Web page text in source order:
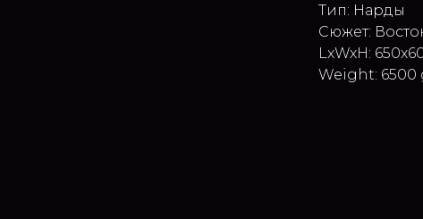
Тип: Нарды
Сюжет:
LxWxH:
Weight: 6500